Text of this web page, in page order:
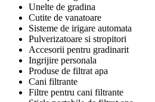
Unelte de gradina
Cutite de vanatoare
Sisteme de irigare automata
Pulverizatoare si stropitori
Accesorii pentru gradinarit
Ingrijire personala
Produse de filtrat apa
Cani filtrante
Filtre pentru cani filtrante